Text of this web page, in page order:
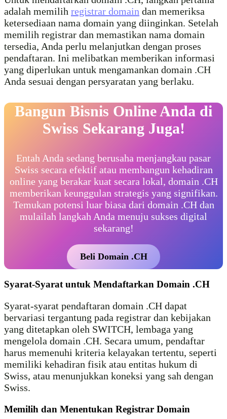
adalah memilih registrar domain dan memeriksa
ketersediaan nama domain yang diinginkan. Setelah
memilih registrar dan memastikan nama domain
tersedia, Anda perlu melanjutkan dengan proses
pendaftaran. Ini melibatkan memberikan informasi
yang diperlukan untuk mengamankan domain .CH
Anda sesuai dengan persyaratan yang berlaku.
Bangun Bisnis Online Anda di
Swiss Sekarang Juga!
Entah Anda sedang berusaha menjangkau pasar
Swiss secara efektif atau membangun kehadiran
online yang berakar kuat secara lokal, domain .CH
memberikan keunggulan strategis yang signifikan.
Temukan potensi luar biasa dari domain .CH dan
mulailah langkah Anda menuju sukses digital
sekarang!
Beli Domain .CH
Syarat-Syarat untuk Mendaftarkan Domain .CH
Syarat-syarat pendaftaran domain .CH dapat
bervariasi tergantung pada registrar dan kebijakan
yang ditetapkan oleh SWITCH, lembaga yang
mengelola domain .CH. Secara umum, pendaftar
harus memenuhi kriteria kelayakan tertentu, seperti
memiliki kehadiran fisik atau entitas hukum di
Swiss, atau menunjukkan koneksi yang sah dengan
Swiss.
Memilih dan Menentukan Registrar Domain